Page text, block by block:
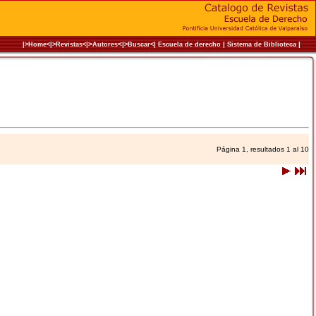
|>Home<|>Revistas<|>Autores<|>Buscar<|Escuela de derecho|Sistema de Biblioteca|
Página 1, resultados 1 al 10